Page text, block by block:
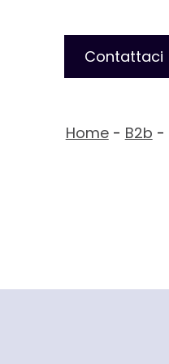
Contattaci
Home- B2b -